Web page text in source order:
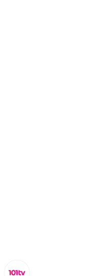
El mensaje
centra en la
la
«España es